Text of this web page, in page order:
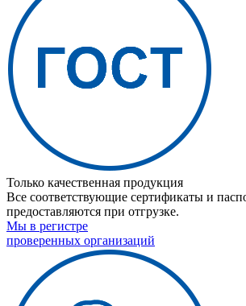
Только качественная продукция
Все соответствующие сертификаты и
предоставляются при отгрузке.
Мы в регистре
проверенных организаций